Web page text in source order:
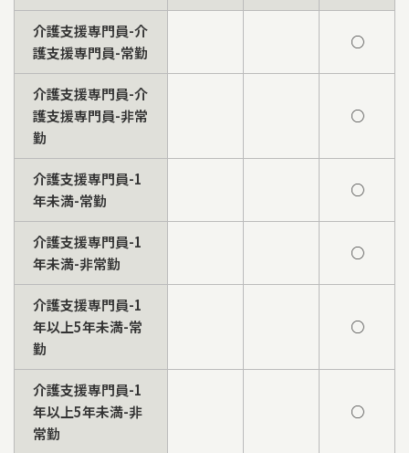
介護支援専門員-介
護支援専門員-常勤
○
介護支援専門員-介
護支援専門員-非常
勤
○
介護支援専門員-1
年未満-常勤
○
介護支援専門員-1
年未満-非常勤
○
介護支援専門員-1
年以上5年未満-常
勤
○
介護支援専門員-1
年以上5年未満-非
常勤
○